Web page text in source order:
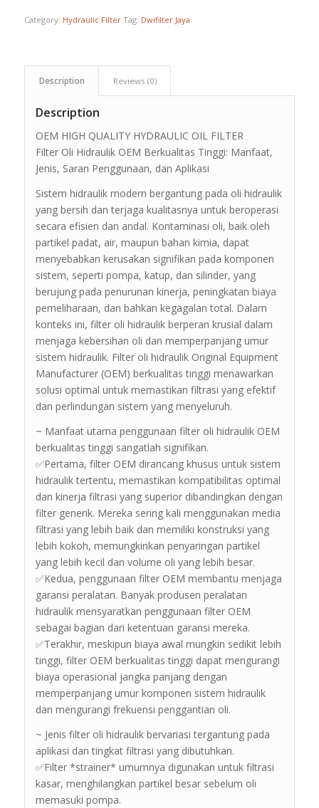
Category: Hydraulic Filter Tag: Dwifilter Jaya
Description Reviews (0)
Description
OEM HIGH QUALITY HYDRAULIC OIL FILTER
Filter Oli Hidraulik OEM Berkualitas Tinggi: Manfaat,
Jenis, Saran Penggunaan, dan Aplikasi
Sistem hidraulik modern bergantung pada oli hidraulik
yang bersih dan terjaga kualitasnya untuk beroperasi
secara efisien dan andal. Kontaminasi oli, baik oleh
partikel padat, air, maupun bahan kimia, dapat
menyebabkan kerusakan signifikan pada komponen
sistem, seperti pompa, katup, dan silinder, yang
berujung pada penurunan kinerja, peningkatan biaya
pemeliharaan, dan bahkan kegagalan total. Dalam
konteks ini, filter oli hidraulik berperan krusial dalam
menjaga kebersihan oli dan memperpanjang umur
sistem hidraulik. Filter oli hidraulik Original Equipment
Manufacturer (OEM) berkualitas tinggi menawarkan
solusi optimal untuk memastikan filtrasi yang efektif
dan perlindungan sistem yang menyeluruh.
~ Manfaat utama penggunaan filter oli hidraulik OEM
berkualitas tinggi sangatlah signifikan.
✅Pertama, filter OEM dirancang khusus untuk sistem
hidraulik tertentu, memastikan kompatibilitas optimal
dan kinerja filtrasi yang superior dibandingkan dengan
filter generik. Mereka sering kali menggunakan media
filtrasi yang lebih baik dan memiliki konstruksi yang
lebih kokoh, memungkinkan penyaringan partikel
yang lebih kecil dan volume oli yang lebih besar.
✅Kedua, penggunaan filter OEM membantu menjaga
garansi peralatan. Banyak produsen peralatan
hidraulik mensyaratkan penggunaan filter OEM
sebagai bagian dari ketentuan garansi mereka.
✅Terakhir, meskipun biaya awal mungkin sedikit lebih
tinggi, filter OEM berkualitas tinggi dapat mengurangi
biaya operasional jangka panjang dengan
memperpanjang umur komponen sistem hidraulik
dan mengurangi frekuensi penggantian oli.
~ Jenis filter oli hidraulik bervariasi tergantung pada
aplikasi dan tingkat filtrasi yang dibutuhkan.
✅Filter *strainer* umumnya digunakan untuk filtrasi
kasar, menghilangkan partikel besar sebelum oli
memasuki pompa.